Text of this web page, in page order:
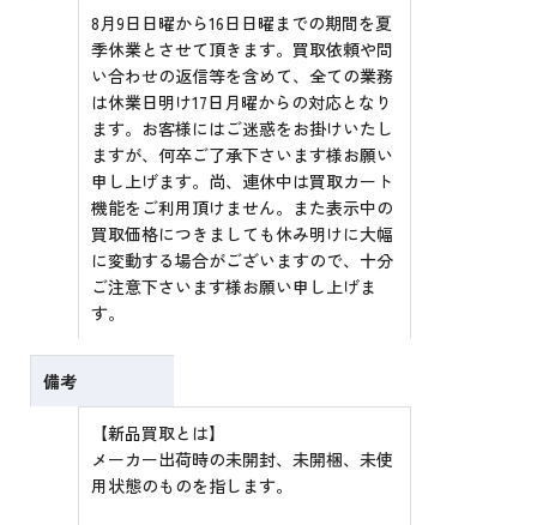
8月9日日曜から16日日曜までの期間を夏
季休業とさせて頂きます。買取依頼や問
い合わせの返信等を含めて、全ての業務
は休業日明け17日月曜からの対応となり
ます。お客様にはご迷惑をお掛けいたし
ますが、何卒ご了承下さいます様お願い
申し上げます。尚、連休中は買取カート
機能をご利用頂けません。また表示中の
買取価格につきましても休み明けに大幅
に変動する場合がございますので、十分
ご注意下さいます様お願い申し上げま
す。
備考
【新品買取とは】
メーカー出荷時の未開封、未開梱、未使
用状態のものを指します。